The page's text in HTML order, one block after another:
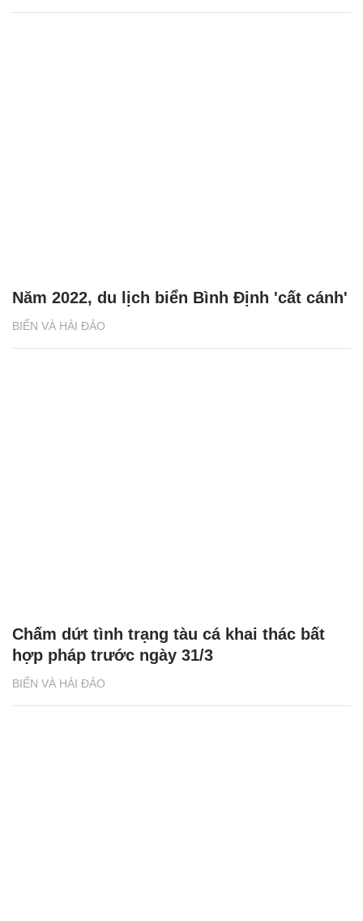
BIỂN VÀ HẢI ĐẢO
Năm 2022, du lịch biển Bình Định 'cất cánh'
BIỂN VÀ HẢI ĐẢO
Chấm dứt tình trạng tàu cá khai thác bất
hợp pháp trước ngày 31/3